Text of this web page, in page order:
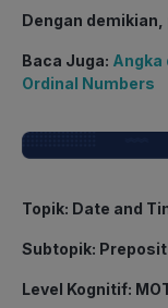
Dengan
Baca Juga: Angka
Ordinal Numbers
Topik: Date and
Subtopik:
Level Kognitif: